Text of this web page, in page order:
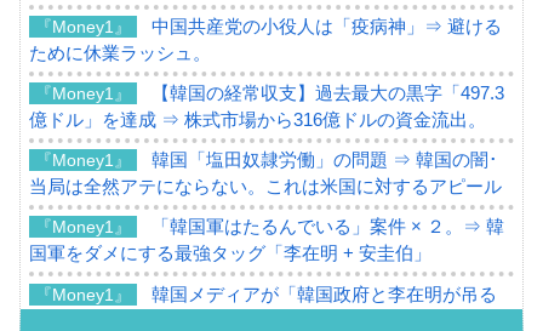
『Money1』
中国共産党の小役人は「疫病神」⇒ 避ける
ために休業ラッシュ。
『Money1』
【韓国の経常収支】過去最大の黒字「497.3
億ドル」を達成 ⇒ 株式市場から316億ドルの資金流出。
『Money1』
韓国「塩田奴隷労働」の問題 ⇒ 韓国の闇･
当局は全然アテにならない。これは米国に対するアピール
『Money1』
「韓国軍はたるんでいる」案件 × ２。⇒ 韓
国軍をダメにする最強タッグ「李在明 + 安圭伯」
『Money1』
韓国メディアが「韓国政府と李在明が吊る